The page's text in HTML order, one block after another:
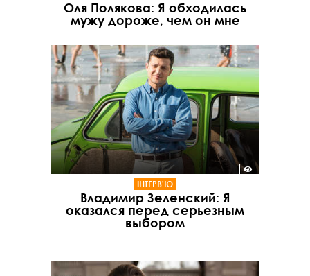
Оля Полякова: Я обходилась
мужу дороже, чем он мне
ІНТЕРВ'Ю
Владимир Зеленский: Я
оказался перед серьезным
выбором